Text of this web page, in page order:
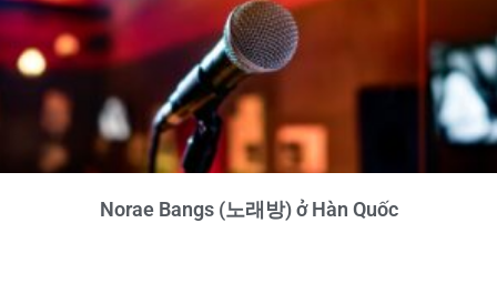
Norae Bangs (노래방) ở Hàn Quốc